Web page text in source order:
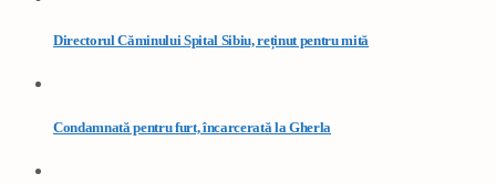
Directorul Căminului Spital Sibiu, reținut pentru mită
Condamnată pentru furt, încarcerată la Gherla